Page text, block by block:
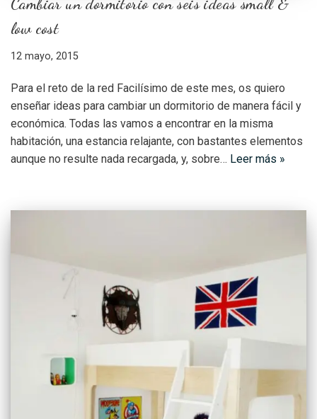
low cost
12 mayo, 2015
Para el reto de la red Facilísimo de este mes, os quiero
enseñar ideas para cambiar un dormitorio de manera fácil y
económica. Todas las vamos a encontrar en la misma
habitación, una estancia relajante, con bastantes elementos
aunque no resulte nada recargada, y, sobre… Leer más »